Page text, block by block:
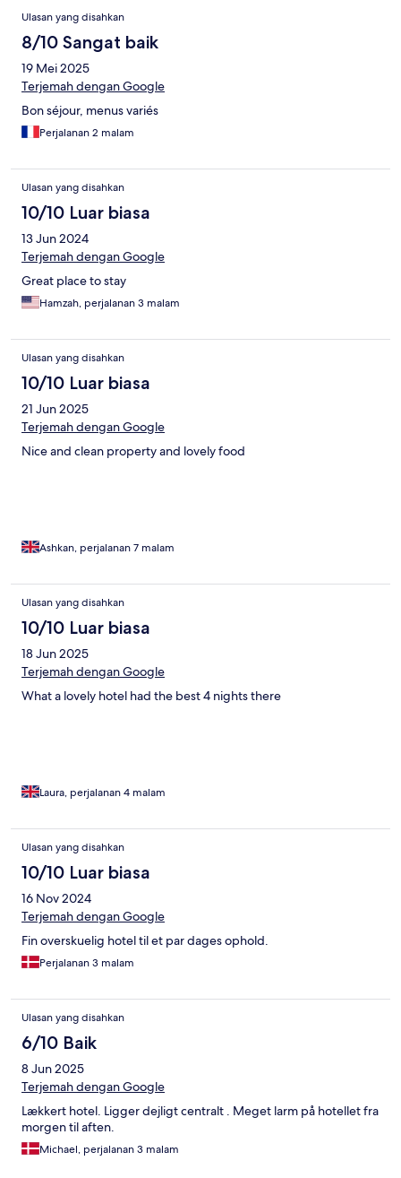
Ulasan
Ulasan yang disahkan
8/10 Sangat baik
19 Mei 2025
Terjemah dengan Google
Bon séjour, menus variés
Perjalanan 2 malam
Ulasan yang disahkan
10/10 Luar biasa
13 Jun 2024
Terjemah dengan Google
Great place to stay
Hamzah, perjalanan 3 malam
Ulasan yang disahkan
10/10 Luar biasa
21 Jun 2025
Terjemah dengan Google
Nice and clean property and lovely food
Ashkan, perjalanan 7 malam
Ulasan yang disahkan
10/10 Luar biasa
18 Jun 2025
Terjemah dengan Google
What a lovely hotel had the best 4 nights there
Laura, perjalanan 4 malam
Ulasan yang disahkan
10/10 Luar biasa
16 Nov 2024
Terjemah dengan Google
Fin overskuelig hotel til et par dages ophold.
Perjalanan 3 malam
Ulasan yang disahkan
6/10 Baik
8 Jun 2025
Terjemah dengan Google
Lækkert hotel. Ligger dejligt centralt . Meget larm på hotellet fra
morgen til aften.
Michael, perjalanan 3 malam